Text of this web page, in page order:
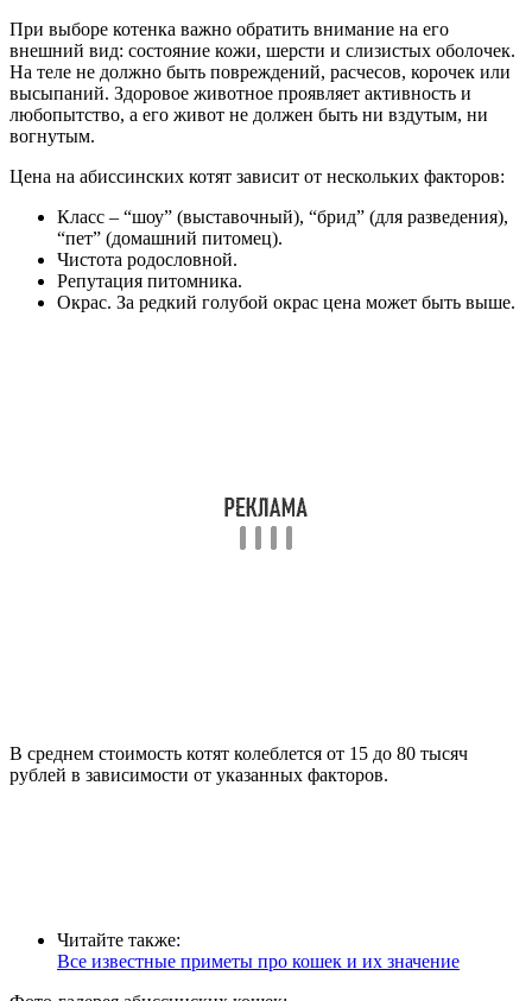
При выборе котенка важно обратить внимание на его
внешний вид: состояние кожи, шерсти и слизистых оболочек.
На теле не должно быть повреждений, расчесов, корочек или
высыпаний. Здоровое животное проявляет активность и
любопытство, а его живот не должен быть ни вздутым, ни
вогнутым.
Цена на абиссинских котят зависит от нескольких факторов:
Класс – “шоу” (выставочный), “брид” (для разведения),
“пет” (домашний питомец).
Чистота родословной.
Репутация питомника.
Окрас. За редкий голубой окрас цена может быть выше.
В среднем стоимость котят колеблется от 15 до 80 тысяч
рублей в зависимости от указанных факторов.
Читайте также:
Все известные приметы про кошек и их значение